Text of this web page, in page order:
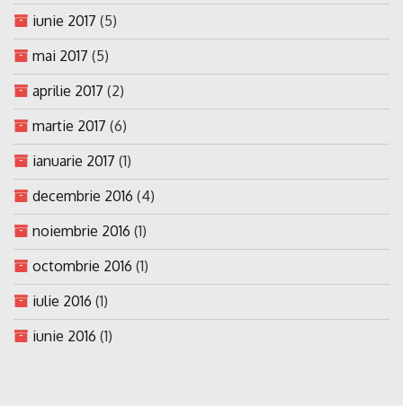
iunie 2017 (5)
mai 2017 (5)
aprilie 2017 (2)
martie 2017 (6)
ianuarie 2017 (1)
decembrie 2016 (4)
noiembrie 2016 (1)
octombrie 2016 (1)
iulie 2016 (1)
iunie 2016 (1)